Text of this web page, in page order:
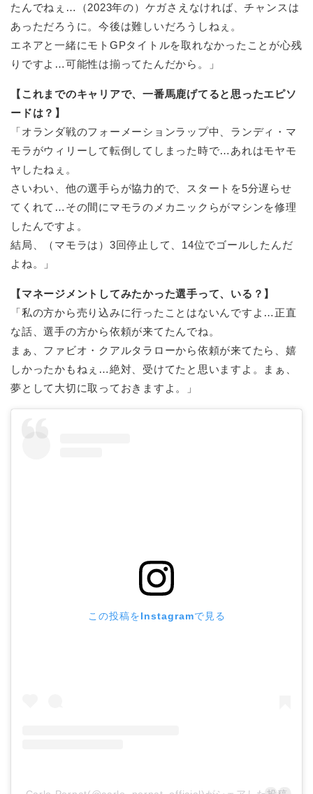
たんでねぇ…（2023年の）ケガさえなければ、チャンスは
あっただろうに。今後は難しいだろうしねぇ。
エネアと一緒にモトGPタイトルを取れなかったことが心残
りですよ…可能性は揃ってたんだから。」
【これまでのキャリアで、一番馬鹿げてると思ったエピソ
ードは？】
「オランダ戦のフォーメーションラップ中、ランディ・マ
モラがウィリーして転倒してしまった時で…あれはモヤモ
ヤしたねぇ。
さいわい、他の選手らが協力的で、スタートを5分遅らせ
てくれて…その間にマモラのメカニックらがマシンを修理
したんですよ。
結局、（マモラは）3回停止して、14位でゴールしたんだ
よね。」
【マネージメントしてみたかった選手って、いる？】
「私の方から売り込みに行ったことはないんですよ…正直
な話、選手の方から依頼が来てたんでね。
まぁ、ファビオ・クアルタラローから依頼が来てたら、嬉
しかったかもねぇ…絶対、受けてたと思いますよ。まぁ、
夢として大切に取っておきますよ。」
この投稿をInstagramで見る